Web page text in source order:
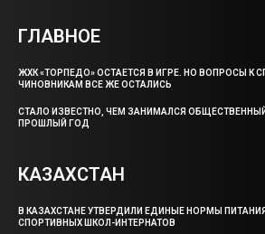
ГЛАВНОЕ
ЖХК «ТОРПЕДО» ОСТАЕТСЯ В ИГРЕ. НО ВОПРОСЫ К
ЧИНОВНИКАМ ВСЕ ЖЕ ОСТАЛИСЬ
СТАЛО ИЗВЕСТНО, ЧЕМ ЗАНИМАЛСЯ
ПРОШЛЫЙ ГОД
КАЗАХСТАН
В КАЗАХСТАНЕ УТВЕРДИЛИ ЕДИНЫЕ НОРМЫ
СПОРТИВНЫХ ШКОЛ-ИНТЕРНАТОВ